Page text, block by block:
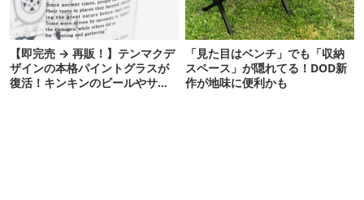
【即完売 → 再販！】テンマクデ
ザインの本格パイントグラスが
復活！キンキンのビールやサワ
「見た目はベンチ」でも「収納
スペース」が隠れてる！DOD新
作が地味に便利かも